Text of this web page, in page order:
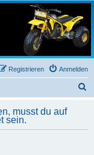
Anmelden
Registrieren
h
musst du auf
sein.